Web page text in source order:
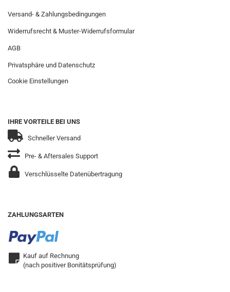
Versand- & Zahlungsbedingungen
Widerrufsrecht & Muster-Widerrufsformular
AGB
Privatsphäre und Datenschutz
Cookie Einstellungen
IHRE VORTEILE BEI UNS
Schneller Versand
Pre- & Aftersales Support
Verschlüsselte Datenübertragung
ZAHLUNGSARTEN
Kauf auf Rechnung
(nach positiver Bonitätsprüfung)